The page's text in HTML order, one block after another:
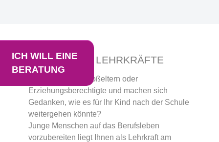
ICH WILL EINE
BERATUNG
ELTERN UND LEHRKRÄFTE
Sie sind Eltern, Großeltern oder
Erziehungsberechtigte und machen sich
Gedanken, wie es für Ihr Kind nach der Schule
weitergehen könnte?
Junge Menschen auf das Berufsleben
vorzubereiten liegt Ihnen als Lehrkraft am